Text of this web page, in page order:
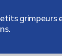
grimpeurs